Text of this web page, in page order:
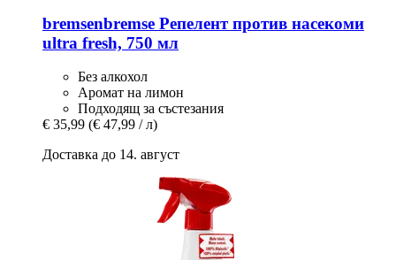
bremsenbremse Репелент против насекоми
ultra fresh, 750 мл
Без алкохол
Аромат на лимон
Подходящ за състезания
€ 35,99 (€ 47,99 / л)
Доставка до 14. август